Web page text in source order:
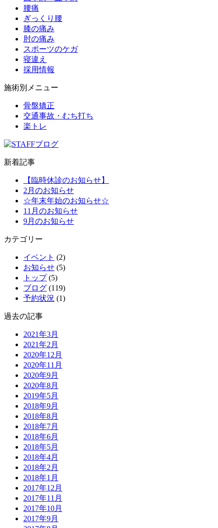
腰痛
ぎっくり腰
膝の痛み
肘の痛み
スポーツのケガ
寝違え
採用情報
施術別メニュー
骨盤矯正
交通事故・むち打ち
楽トレ
新着記事
【臨時休診のお知らせ】
2月のお知らせ
☆年末年始のお知らせ☆
11月のお知らせ
9月のお知らせ
カテゴリー
イベント (2)
お知らせ (5)
トップ(5)
ブログ (119)
予約状況 (1)
過去の記事
2021年3月
2021年2月
2020年12月
2020年11月
2020年9月
2020年8月
2019年5月
2018年9月
2018年8月
2018年7月
2018年6月
2018年5月
2018年4月
2018年2月
2018年1月
2017年12月
2017年11月
2017年10月
2017年9月